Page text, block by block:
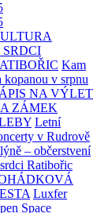
SRDCI
Kam
kopanou v srpnu
NA VÝLET
ZÁMEK
Letní
v Rudrově
– občerstvení
Ratibořic
Luxfer
Space